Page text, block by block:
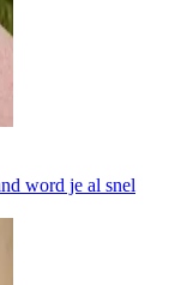
word je al snel